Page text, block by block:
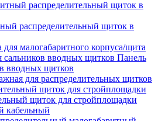
распределительный щиток в
для малогабаритного корпуса/щита
Панель
вводных щитков
для распределительных щитков
щиток для стройплощадки
кабельный